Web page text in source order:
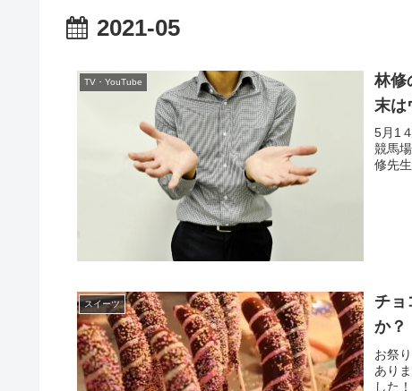
2021-05
TV・YouTube
林修
末は
5月1
競馬
修先
スイーツ
チョ
か？
お祭
あり
した！